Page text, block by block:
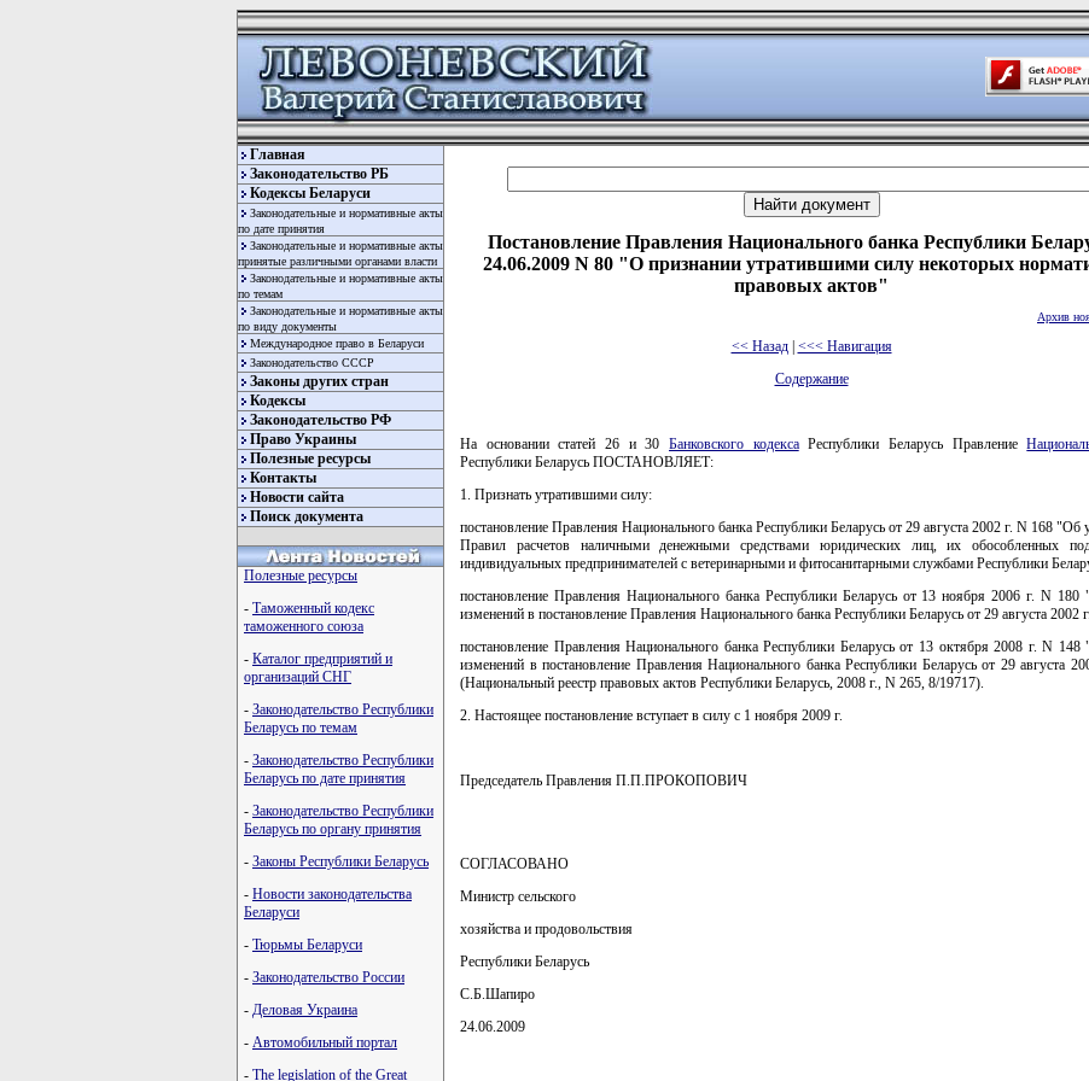
Главная
Законодательство РБ
Кодексы Беларуси
Законодательные и нормативные акты
по дате принятия
Законодательные и нормативные акты
принятые различными органами власти
Законодательные и нормативные акты
по темам
Законодательные и нормативные акты
по виду документы
Международное право в Беларуси
Законодательство СССР
Законы других стран
Кодексы
Законодательство РФ
Право Украины
Полезные ресурсы
Контакты
Новости сайта
Поиск документа
Полезные ресурсы
- Таможенный кодекс
таможенного союза
- Каталог предприятий и
организаций СНГ
- Законодательство Республики
Беларусь по темам
- Законодательство Республики
Беларусь по дате принятия
- Законодательство Республики
Беларусь по органу принятия
- Законы Республики Беларусь
- Новости законодательства
Беларуси
- Тюрьмы Беларуси
- Законодательство России
- Деловая Украина
- Автомобильный портал
- The legislation of the Great
Постановление Правления Национального банка Республики
24.06.2009 N 80 "О признании утратившими силу некоторых
правовых актов"
Архив
<< Назад| <<< Навигация
Содержание
На основании статей 26 и 30 Банковского кодексаРеспублики Беларусь Правление
Республики Беларусь ПОСТАНОВЛЯЕТ:
1. Признать утратившими силу:
постановление Правления Национального банка Республики Беларусь от 29 августа 2002 г. N 168 "Об
Правил расчетов наличными денежными средствами юридических лиц, их обособленных
индивидуальных предпринимателей с ветеринарными и фитосанитарными службами Республики
постановление Правления Национального банка Республики Беларусь от 13 ноября 2006 г. N 180
изменений в постановление Правления Национального банка Республики Беларусь от 29 августа 2002
постановление Правления Национального банка Республики Беларусь от 13 октября 2008 г. N 148
изменений в постановление Правления Национального банка Республики Беларусь от 29 августа
(Национальный реестр правовых актов Республики Беларусь, 2008 г., N 265, 8/19717).
2. Настоящее постановление вступает в силу с 1 ноября 2009 г.
Председатель Правления П.П.ПРОКОПОВИЧ
СОГЛАСОВАНО
Министр сельского
хозяйства и продовольствия
Республики Беларусь
С.Б.Шапиро
24.06.2009